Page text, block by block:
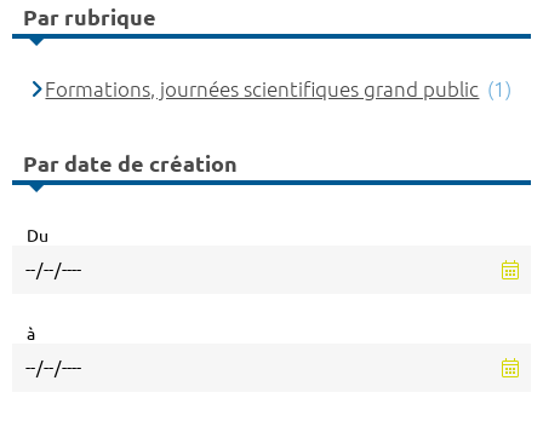
Par rubrique
Formations, journées scientifiques grand public (1)
Par date de création
Du
à